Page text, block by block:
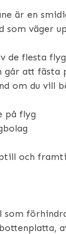
är en
som väger
de flesta
går att
om du vill
på flyg
och